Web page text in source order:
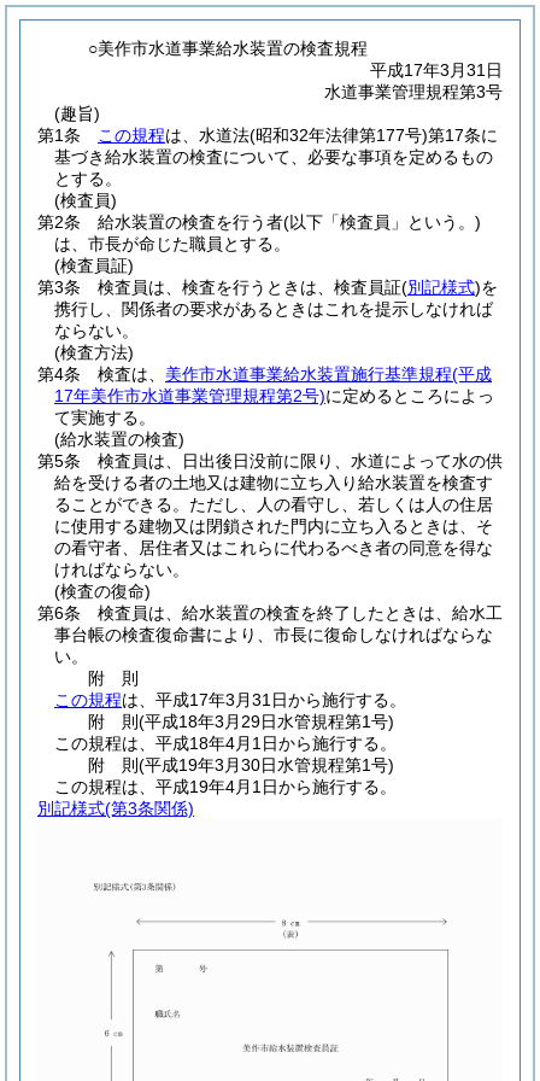
○美作市水道事業給水装置の検査規程
平成17年3月31日
水道事業管理規程第3号
(趣旨)
第1条
この規程は、水道法(昭和32年法律第177号)第17条に
基づき給水装置の検査について、必要な事項を定めるもの
とする。
(検査員)
第2条
給水装置の検査を行う者(以下「検査員」という。)
は、市長が命じた職員とする。
(検査員証)
第3条
検査員は、検査を行うときは、検査員証(別記様式)を
携行し、関係者の要求があるときはこれを提示しなければ
ならない。
(検査方法)
第4条
検査は、 美作市水道事業給水装置施行基準規程(平成
17年美作市水道事業管理規程第2号)に定めるところによっ
て実施する。
(給水装置の検査)
第5条
検査員は、日出後日没前に限り、水道によって水の供
給を受ける者の土地又は建物に立ち入り給水装置を検査す
ることができる。 ただし、人の看守し、若しくは人の住居
に使用する建物又は閉鎖された門内に立ち入るときは、そ
の看守者、居住者又はこれらに代わるべき者の同意を得な
ければならない。
(検査の復命)
第6条
検査員は、給水装置の検査を終了したときは、給水工
事台帳の検査復命書により、市長に復命しなければならな
い。
附 則
この規程は、平成17年3月31日から施行する。
附 則(平成18年3月29日水管規程第1号)
この規程は、平成18年4月1日から施行する。
附 則(平成19年3月30日水管規程第1号)
この規程は、平成19年4月1日から施行する。
別記様式(第3条関係)